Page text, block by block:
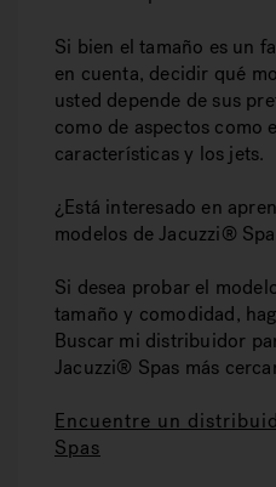
Si bien el tamaño es un
en cuenta, decidir qué
usted depende de sus
como de aspectos como
características y los jets.
¿Está interesado en
modelos de Jacuzzi®
Si desea probar el
tamaño y comodidad,
Buscar mi distribuidor
Jacuzzi® Spas más
Encuentre un
Spas